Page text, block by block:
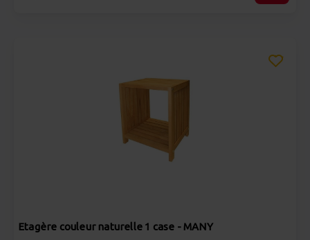
Etagère couleur naturelle 1 case - MANY